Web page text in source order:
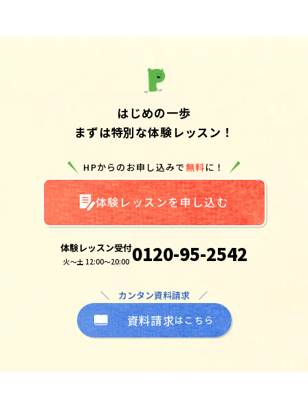
はじめの一歩
まずは特別な体験レッスン！
HPからのお申し込みで無料に！
体験レッスンを申し込む
体験レッスン受付
火～土 12:00～20:00 0120-95-2542
＼ カンタン資料請求 ／
資料請求はこちら